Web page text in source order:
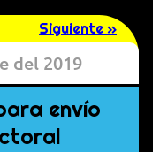
Siguiente »
del 2019
envío